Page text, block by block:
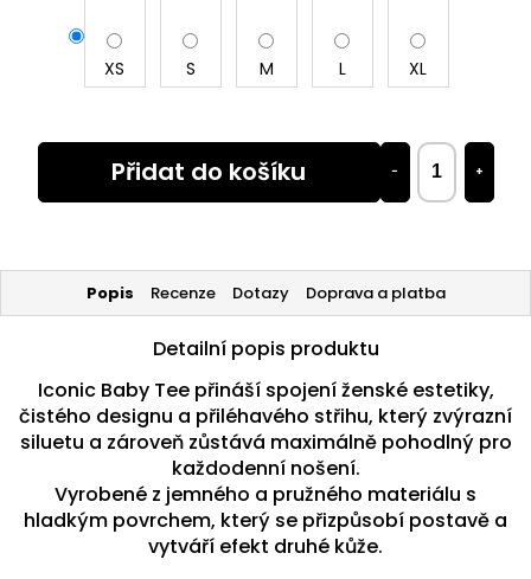
XS S M L XL
+
−
Přidat do košíku
Popis Recenze Dotazy Doprava a platba
Detailní popis produktu
Iconic Baby Tee přináší spojení ženské estetiky,
čistého designu a přiléhavého střihu, který zvýrazní
siluetu a zároveň zůstává maximálně pohodlný pro
každodenní nošení.
Vyrobené z jemného a pružného materiálu s
hladkým povrchem, který se přizpůsobí postavě a
vytváří efekt druhé kůže.